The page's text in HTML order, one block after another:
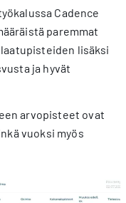
Cadence
paremmat
lisäksi
ja hyvät
arvopisteet ovat
vuoksi myös